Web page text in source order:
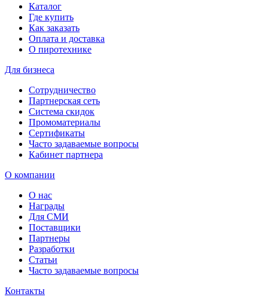
Каталог
Где купить
Как заказать
Оплата и доставка
О пиротехнике
Для бизнеса
Сотрудничество
Партнерская сеть
Система скидок
Промоматериалы
Сертификаты
Часто задаваемые вопросы
Кабинет партнера
О компании
О нас
Награды
Для СМИ
Поставщики
Партнеры
Разработки
Статьи
Часто задаваемые вопросы
Контакты